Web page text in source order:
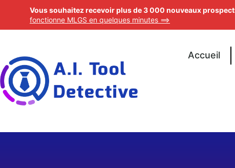
Accueil
Vous souhaitez recevoir plus de 3 000 nouveaux
fonctionne MLGS en quelques minutes ==>